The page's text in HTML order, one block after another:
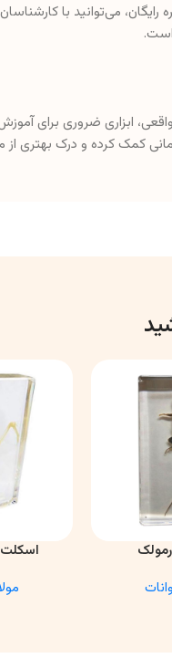
رایگان، می‌توانید با
ابزاری ضروری برای
کمک کرده و درک بهتری از
اطلاعات بیشتر
اسکلت